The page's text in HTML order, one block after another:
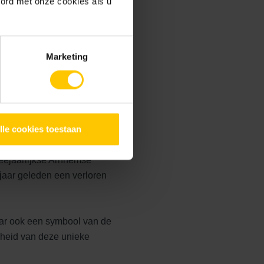
Marketing
cookies toestaan
een dynamisch en
heeft Bartok Arnhem tot
Arnhemse
geleden een verloren
ook een symbool van de
van deze unieke